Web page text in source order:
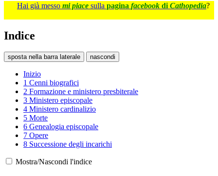
Hai già messo mi piace sulla pagina facebook di Cathopedia?
Indice
sposta nella barra laterale nascondi
Inizio
1 Cenni biografici
2 Formazione e ministero presbiterale
3 Ministero episcopale
4 Ministero cardinalizio
5 Morte
6 Genealogia episcopale
7 Opere
8 Successione degli incarichi
Mostra/Nascondi l'indice